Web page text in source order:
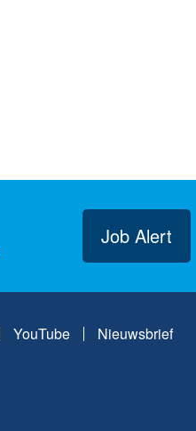
Job Alert
YouTube Nieuwsbrief